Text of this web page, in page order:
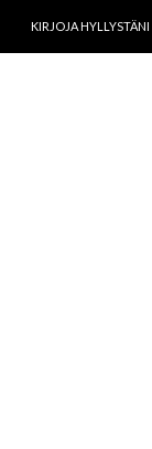
KIRJOJA HYLLYSTÄNI